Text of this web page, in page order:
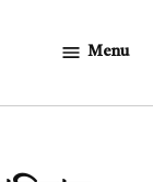
Menu